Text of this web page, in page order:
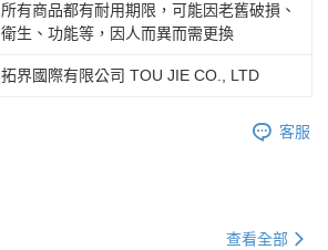
所有商品都有耐用期限，可能因老舊破損、
衛生、功能等，因人而異而需更換
拓界國際有限公司 TOU JIE CO., LTD
客服
查看全部